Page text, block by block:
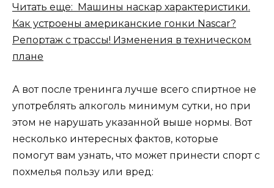
Читать еще: Машины наскар характеристики.
Как устроены американские гонки Nascar?
Репортаж с трассы! Изменения в техническом
плане
А вот после тренинга лучше всего спиртное не
употреблять алкоголь минимум сутки, но при
этом не нарушать указанной выше нормы. Вот
несколько интересных фактов, которые
помогут вам узнать, что может принести спорт с
похмелья пользу или вред: